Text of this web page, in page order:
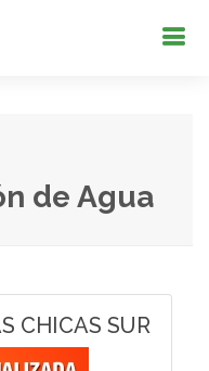
de Agua
CHICAS SUR